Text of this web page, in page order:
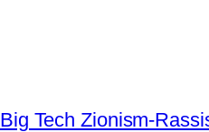
Tech Zionism-